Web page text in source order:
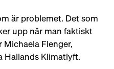
är problemet. Det som
upp när man faktiskt
Flenger,
Hallands Klimatlyft.